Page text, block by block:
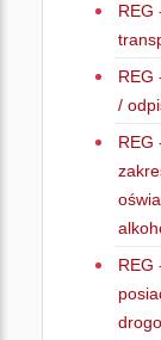
REG
REG
/
REG
REG